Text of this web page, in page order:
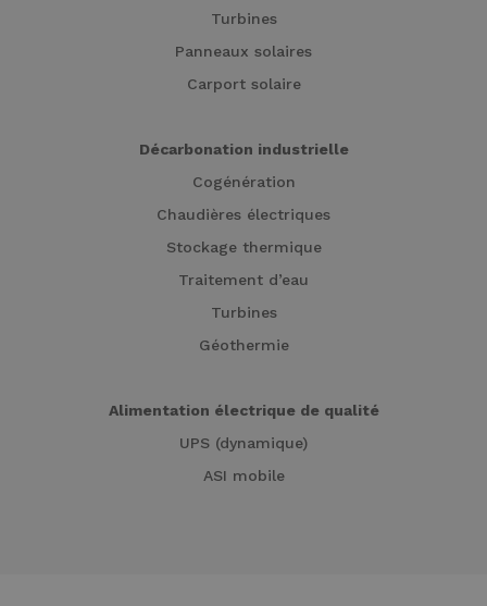
Turbines
Panneaux solaires
Carport solaire
Décarbonation industrielle
Cogénération
Chaudières électriques
Stockage thermique
Traitement d’eau
Turbines
Géothermie
Alimentation électrique de qualité
UPS (dynamique)
ASI mobile